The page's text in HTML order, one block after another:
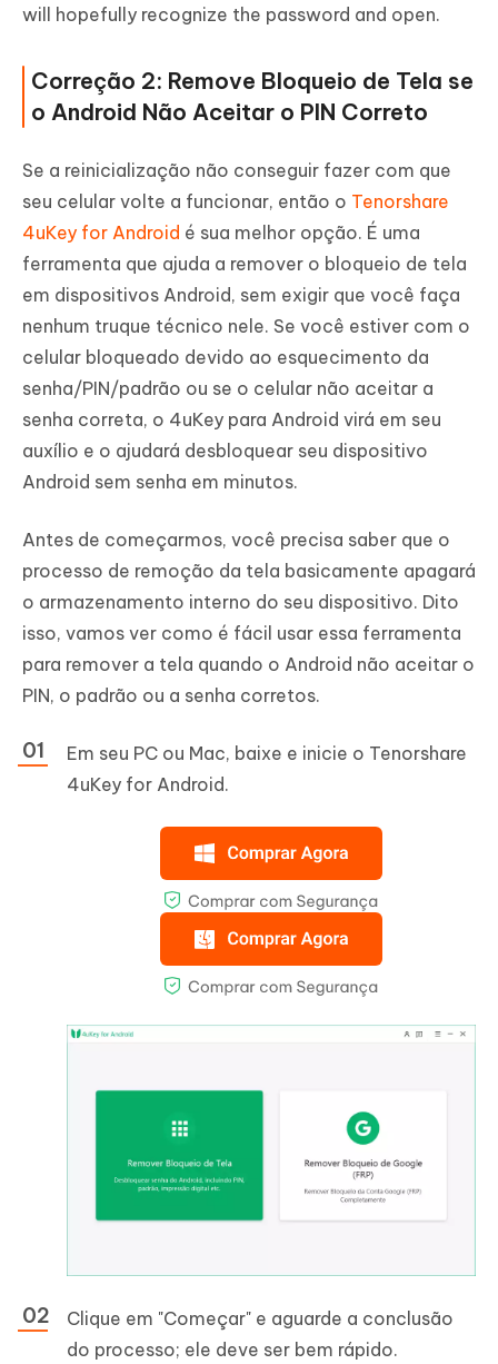
will hopefully recognize the password and open.
Correção 2: Remove Bloqueio de Tela se
o Android Não Aceitar o PIN Correto
Se a reinicialização não conseguir fazer com que
seu celular volte a funcionar, então o Tenorshare
4uKey for Android é sua melhor opção. É uma
ferramenta que ajuda a remover o bloqueio de tela
em dispositivos Android, sem exigir que você faça
nenhum truque técnico nele. Se você estiver com o
celular bloqueado devido ao esquecimento da
senha/PIN/padrão ou se o celular não aceitar a
senha correta, o 4uKey para Android virá em seu
auxílio e o ajudará desbloquear seu dispositivo
Android sem senha em minutos.
Antes de começarmos, você precisa saber que o
processo de remoção da tela basicamente apagará
o armazenamento interno do seu dispositivo. Dito
isso, vamos ver como é fácil usar essa ferramenta
para remover a tela quando o Android não aceitar o
PIN, o padrão ou a senha corretos.
Em seu PC ou Mac, baixe e inicie o Tenorshare
4uKey for Android.
Clique em "Começar" e aguarde a conclusão
do processo; ele deve ser bem rápido.